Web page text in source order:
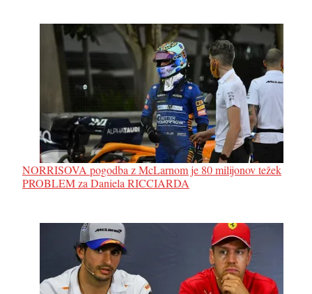
NORRISOVA pogodba z McLarnom je 80 milijonov težek
PROBLEM za Daniela RICCIARDA